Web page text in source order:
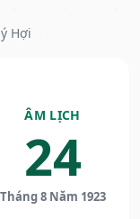
Hợi
ÂM LỊCH
24
Tháng 8 Năm 1923